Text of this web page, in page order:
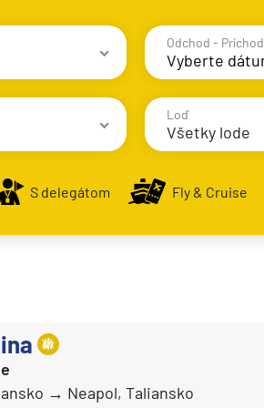
Odchod - Príchod
Loď
Všetky lode
S delegátom Fly & Cruise
Neapol, Taliansko